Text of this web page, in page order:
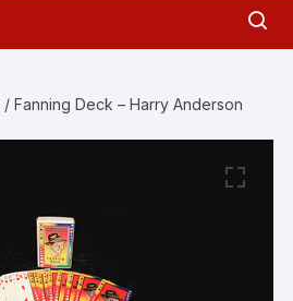
/ Fanning Deck – Harry Anderson